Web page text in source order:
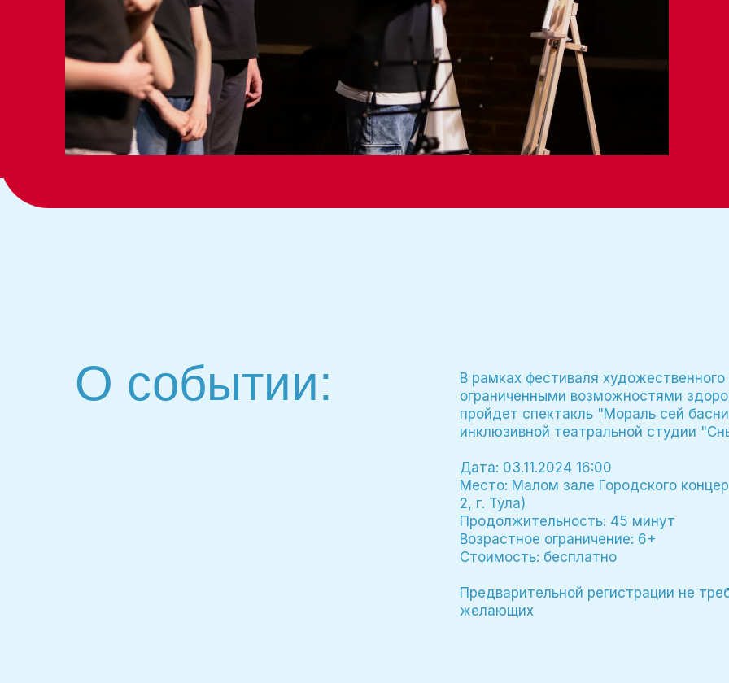
О событии:
В рамках фестиваля
ограниченными возможностями
пройдет спектакль "Мораль сей
инклюзивной театральной студии
Дата: 03.11.2024 16:00
Место: Малом зале Городского
2, г. Тула)
Продолжительность: 45 минут
Возрастное ограничение: 6+
Стоимость: бесплатно
Предварительной регистрации не
желающих